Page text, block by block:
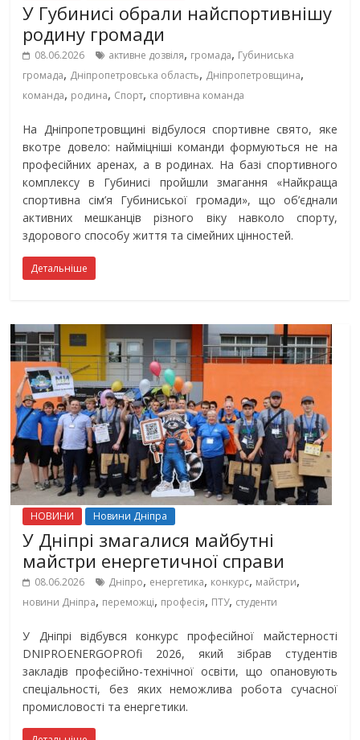
У Губинисі обрали найспортивнішу
родину громади
08.06.2026 активне дозвіля, громада, Губиниська
громада, Дніпропетровська область, Дніпропетровщина,
команда, родина, Спорт, спортивна команда
На Дніпропетровщині відбулося спортивне свято, яке
вкотре довело: найміцніші команди формуються не на
професійних аренах, а в родинах. На базі спортивного
комплексу в Губинисі пройшли змагання «Найкраща
спортивна сім’я Губиниської громади», що об’єднали
активних мешканців різного віку навколо спорту,
здорового способу життя та сімейних цінностей.
Детальніше
НОВИНИ Новини Дніпра
У Дніпрі змагалися майбутні
майстри енергетичної справи
08.06.2026 Дніпро, енергетика, конкурс, майстри,
новини Дніпра, переможці, професія, ПТУ, студенти
У Дніпрі відбувся конкурс професійної майстерності
DNIPROENERGOPROfi 2026, який зібрав студентів
закладів професійно-технічної освіти, що опановують
спеціальності, без яких неможлива робота сучасної
промисловості та енергетики.